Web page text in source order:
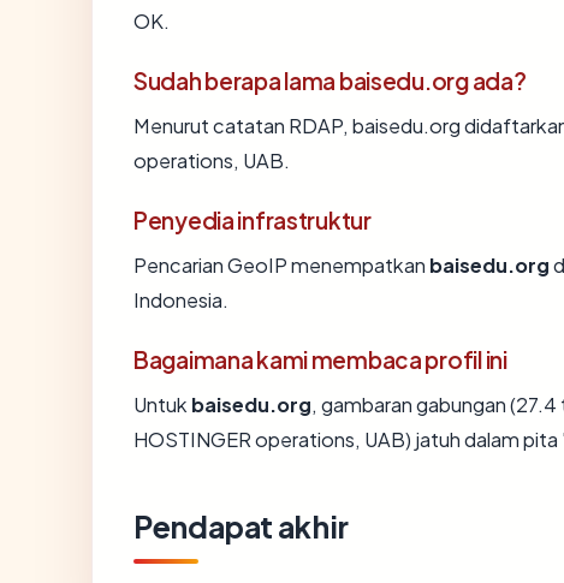
OK.
Sudah berapa lama baisedu.org ada?
Menurut catatan RDAP, baisedu.org
operations, UAB.
Penyedia infrastruktur
Pencarian GeoIP menempatkan baisedu.org
Indonesia.
Bagaimana kami membaca profil ini
Untuk baisedu.org, gambaran gabungan
HOSTINGER operations, UAB) jatuh dalam
Pendapat akhir